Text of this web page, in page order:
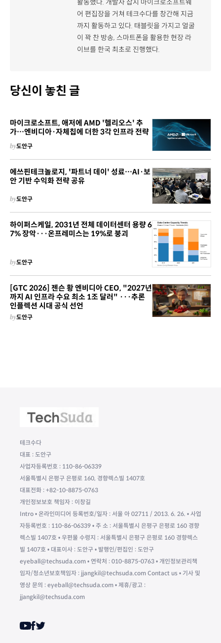
활동했다. 개발자 잡지 마이크로소프트웨
어 편집장을 거쳐 테크수다를 창간해 지금
까지 활동하고 있다. 태블릿을 가지고 얼굴
이 꽉 찬 방송, 스마트폰을 활용한 현장 라
이브를 한국 최초로 진행했다.
당신이 놓친 글
마이크로소프트, 애저에 AMD '헬리오스' 추
가…엔비디아·자체칩에 더한 3각 인프라 전략
by도안구
에쓰핀테크놀로지, '파트너 데이' 성료…AI·보
안 기반 수익화 전략 공유
by도안구
하이퍼스케일, 2031년 전체 데이터센터 용량 6
7% 장악···온프레미스는 19%로 붕괴
by도안구
[GTC 2026] 젠슨 황 엔비디아 CEO, "2027년
까지 AI 인프라 수요 최소 1조 달러" ···추론
인플렉션 시대 공식 선언
by도안구
테크수다
대표 : 도안구
사업자등록번호 : 110-86-06339
서울특별시 은평구 은평로 160, 경향렉스빌 1407호
대표전화 : +82-10-8875-0763
개인정보보호 책임자 : 이창길
Intro • 온라인미디어 등록번호/일자 : 서울 아 02711 / 2013. 6. 26. • 사업
자등록번호 : 110-86-06339 • 주 소 : 서울특별시 은평구 은평로 160 경향
렉스빌 1407호 • 우편물 수령지 : 서울특별시 은평구 은평로 160 경향렉스
빌 1407호 • 대표이사 : 도안구 • 발행인/편집인 : 도안구
eyeball@techsuda.com • 연락처 : 010-8875-0763 • 개인정보관리책
임자/청소년보호책임자 : jjangkil@techsuda.com Contact us • 기사 및
영상 문의 : eyeball@techsuda.com • 제휴/광고 :
jjangkil@techsuda.com